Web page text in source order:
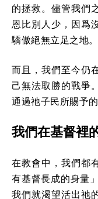
的拯救。儘管我們
恩比別人少，因爲
驕傲絕無立足之地。
而且，我們至今仍
己無法取勝的戰爭
通過祂子民所賜予的
我們在基督裡
在教會中，我們都
有基督長成的身量
我們就渴望活出祂